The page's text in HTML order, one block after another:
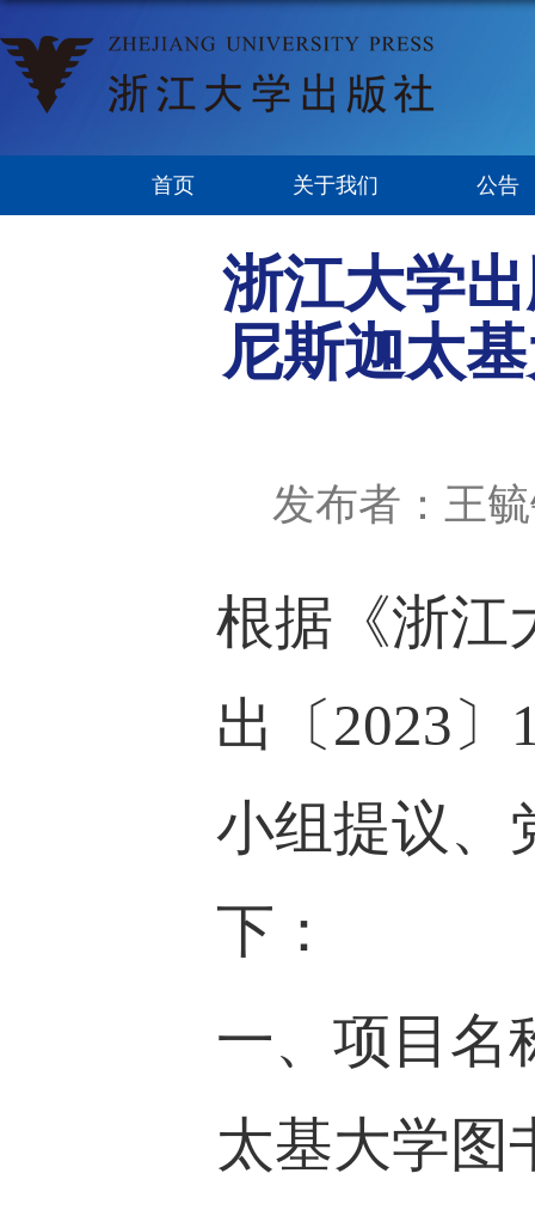
首页 关于我们 公告
浙江大学
尼斯迦太
发布者：王
根据 《浙
出〔 2023 〕
小组提议、
下：
一、项目名
太基大学图